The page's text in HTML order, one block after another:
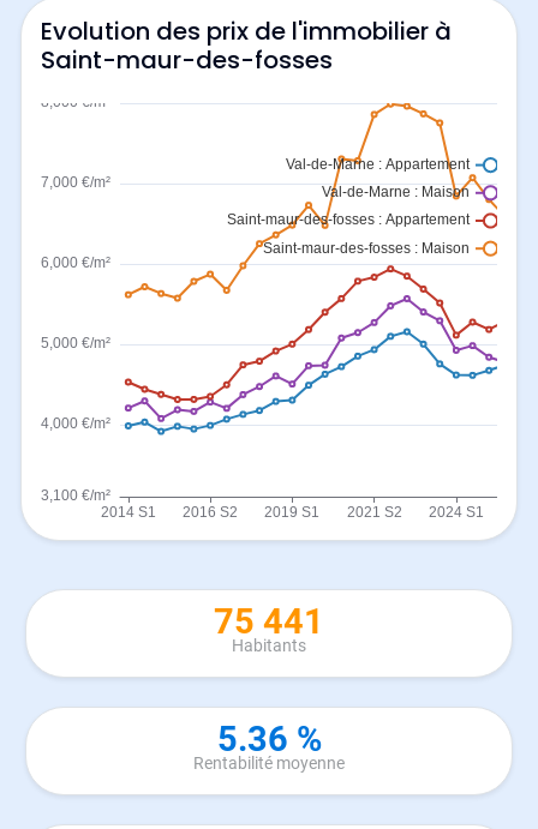
Evolution des prix de l'immobilier à
Saint-maur-des-fosses
75 441
Habitants
5.36 %
Rentabilité moyenne